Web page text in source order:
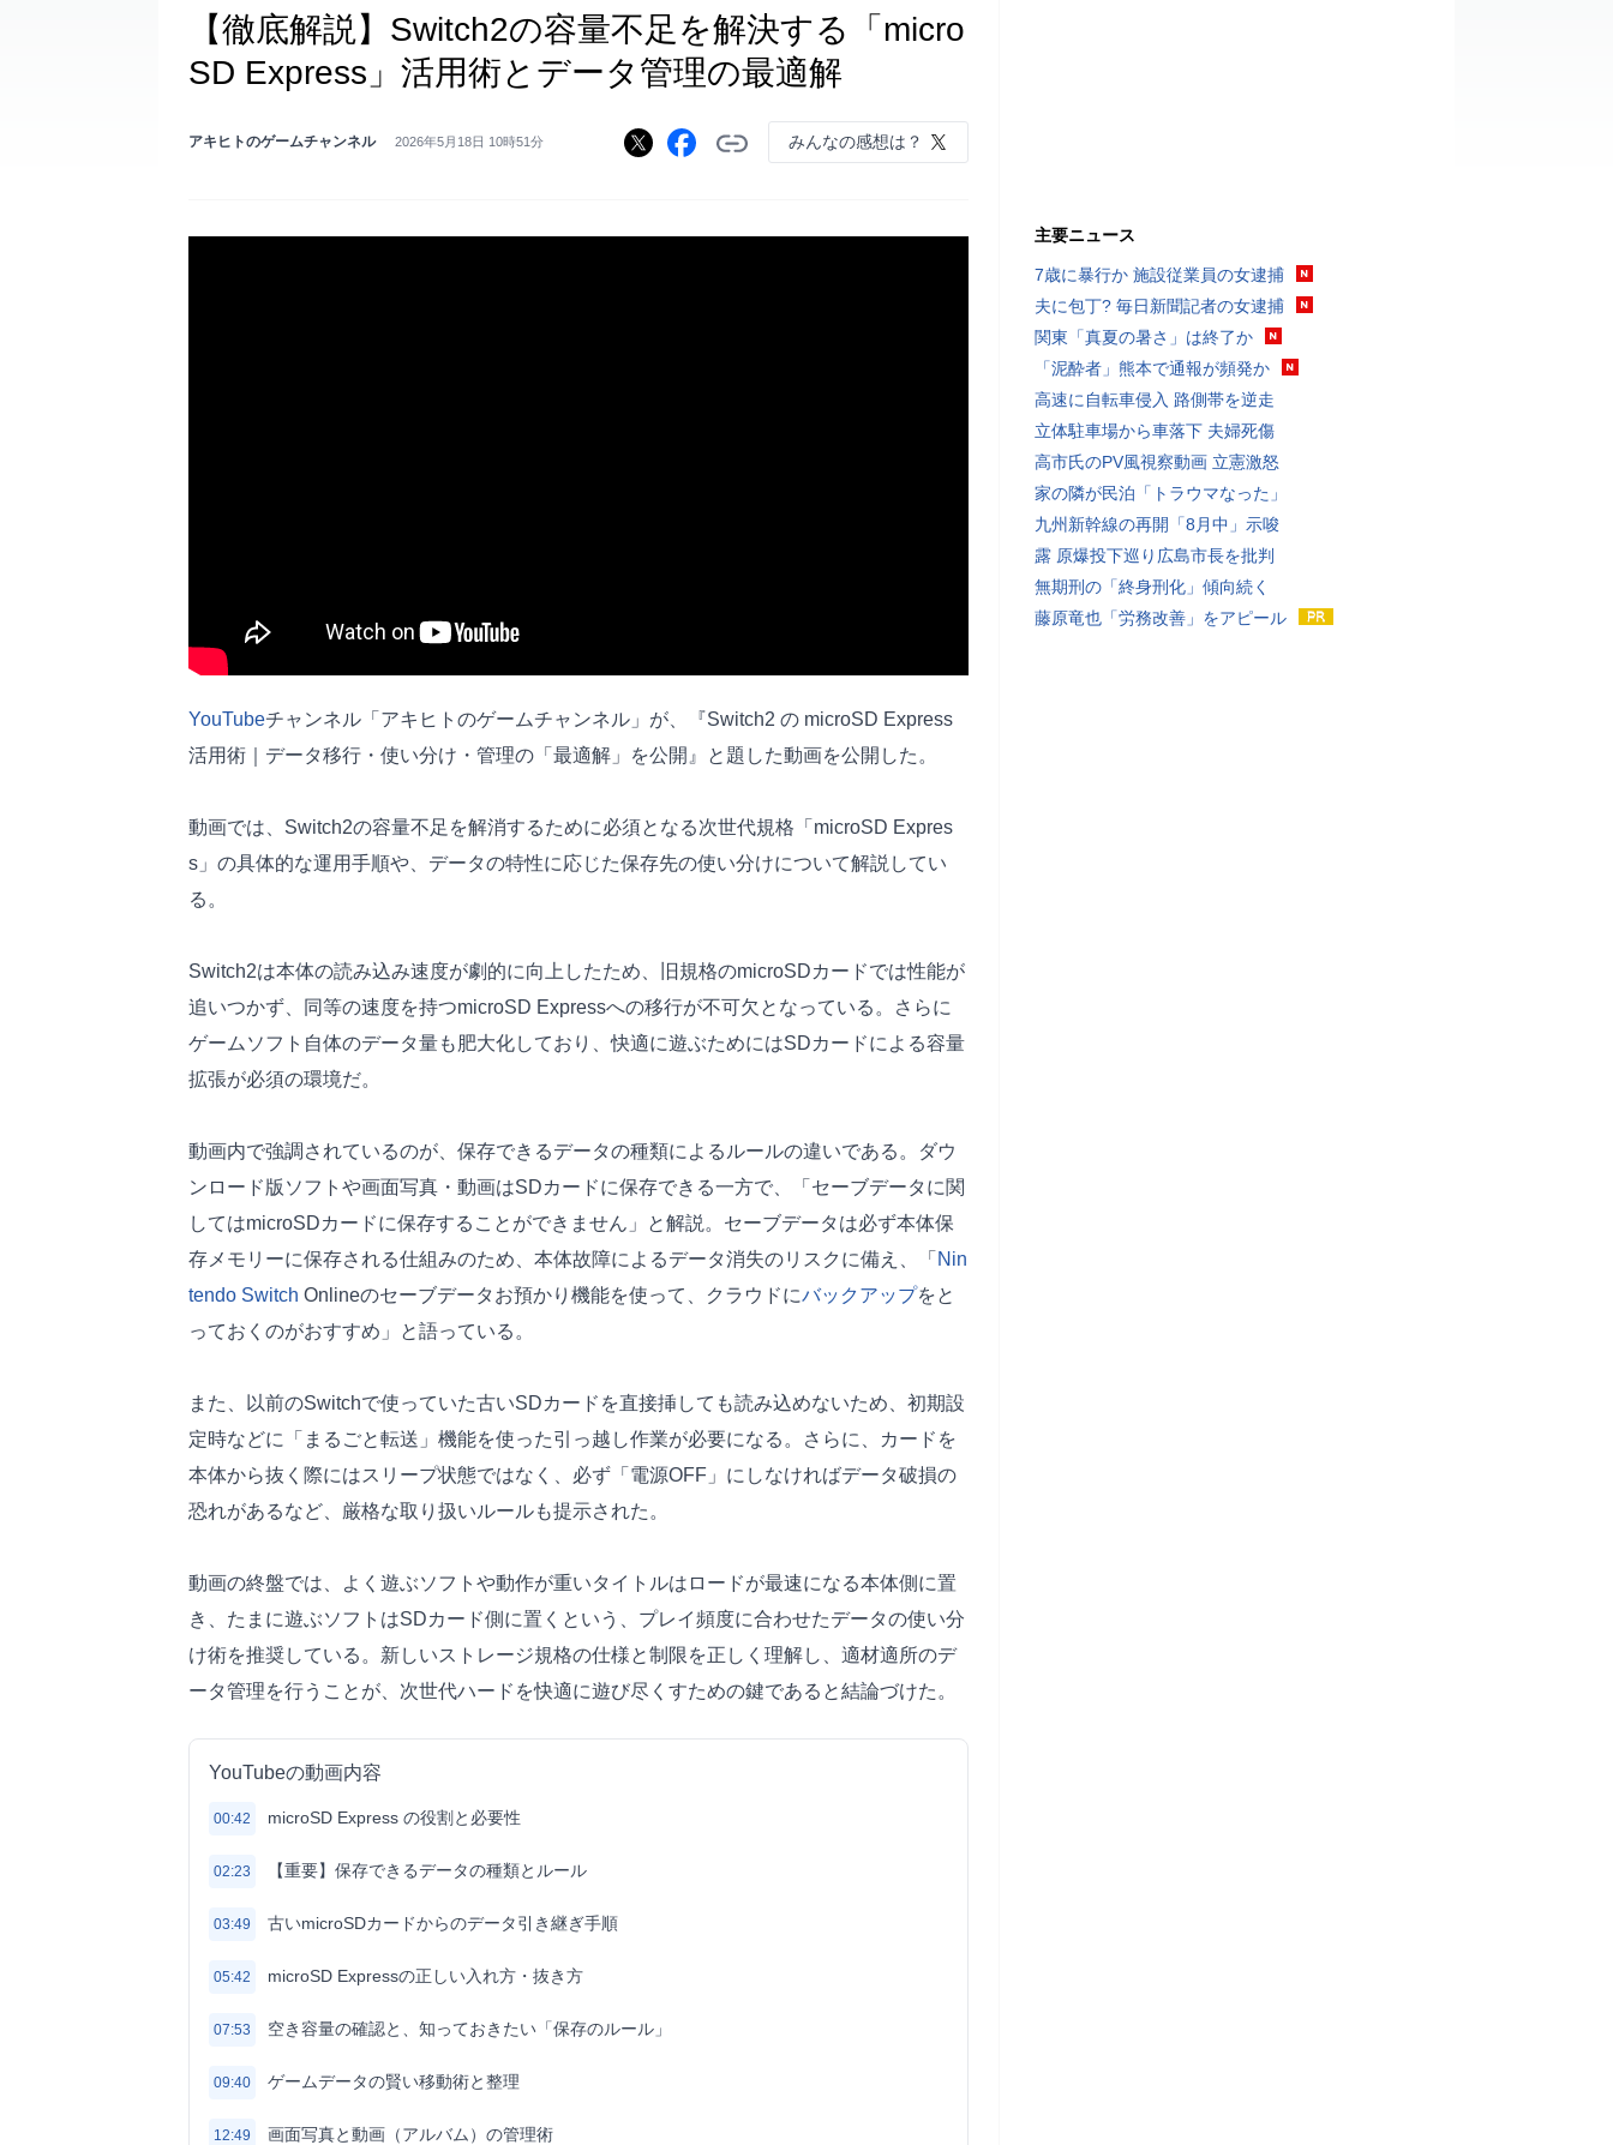
【徹底解説】Switch2の容量不足を解決する「micro
SD Express」活用術とデータ管理の最適解
アキヒトのゲームチャンネル 2026年5月18日 10時51分 みんなの感想は？
YouTubeチャンネル「アキヒトのゲームチャンネル」が、『Switch2 の microSD Express
活用術｜データ移行・使い分け・管理の「最適解」を公開』と題した動画を公開した。
動画では、Switch2の容量不足を解消するために必須となる次世代規格「microSD Expres
s」の具体的な運用手順や、データの特性に応じた保存先の使い分けについて解説してい
る。
Switch2は本体の読み込み速度が劇的に向上したため、旧規格のmicroSDカードでは性能が
追いつかず、同等の速度を持つmicroSD Expressへの移行が不可欠となっている。さらに
ゲームソフト自体のデータ量も肥大化しており、快適に遊ぶためにはSDカードによる容量
拡張が必須の環境だ。
動画内で強調されているのが、保存できるデータの種類によるルールの違いである。ダウ
ンロード版ソフトや画面写真・動画はSDカードに保存できる一方で、「セーブデータに関
してはmicroSDカードに保存することができません」と解説。セーブデータは必ず本体保
存メモリーに保存される仕組みのため、本体故障によるデータ消失のリスクに備え、「 Nin
tendo Switch Onlineのセーブデータお預かり機能を使って、クラウドにバックアップをと
っておくのがおすすめ」と語っている。
また、以前のSwitchで使っていた古いSDカードを直接挿しても読み込めないため、初期設
定時などに「まるごと転送」機能を使った引っ越し作業が必要になる。さらに、カードを
本体から抜く際にはスリープ状態ではなく、必ず「電源OFF」にしなければデータ破損の
恐れがあるなど、厳格な取り扱いルールも提示された。
動画の終盤では、よく遊ぶソフトや動作が重いタイトルはロードが最速になる本体側に置
き、たまに遊ぶソフトはSDカード側に置くという、プレイ頻度に合わせたデータの使い分
け術を推奨している。新しいストレージ規格の仕様と制限を正しく理解し、適材適所のデ
ータ管理を行うことが、次世代ハードを快適に遊び尽くすための鍵であると結論づけた。
YouTubeの動画内容
00:42 microSD Express の役割と必要性
02:23 【重要】保存できるデータの種類とルール
03:49 古いmicroSDカードからのデータ引き継ぎ手順
05:42 microSD Expressの正しい入れ方・抜き方
07:53 空き容量の確認と、知っておきたい「保存のルール」
09:40 ゲームデータの賢い移動術と整理
12:49 画面写真と動画（アルバム）の管理術
主要ニュース
7歳に暴行か 施設従業員の女逮捕
夫に包丁? 毎日新聞記者の女逮捕
関東「真夏の暑さ」は終了か
「泥酔者」熊本で通報が頻発か
高速に自転車侵入 路側帯を逆走
立体駐車場から車落下 夫婦死傷
高市氏のPV風視察動画 立憲激怒
家の隣が民泊「トラウマなった」
九州新幹線の再開「8月中」示唆
露 原爆投下巡り広島市長を批判
無期刑の「終身刑化」傾向続く
藤原竜也「労務改善」をアピール